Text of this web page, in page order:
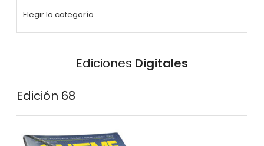
Ediciones Digitales
Edición 68